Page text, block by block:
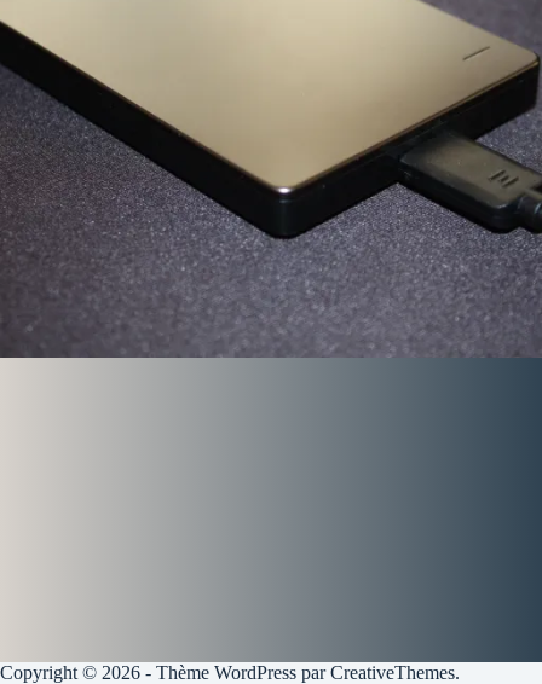
Copyright © 2026 - Thème WordPress parCreativeThemes.